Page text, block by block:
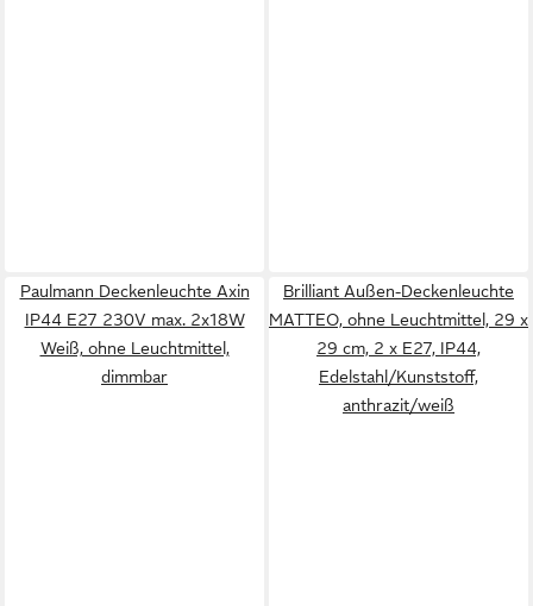
Paulmann Deckenleuchte Axin
IP44 E27 230V max. 2x18W
Weiß, ohne Leuchtmittel,
dimmbar
Brilliant Außen-Deckenleuchte
MATTEO, ohne Leuchtmittel, 29 x
29 cm, 2 x E27, IP44,
Edelstahl/Kunststoff,
anthrazit/weiß